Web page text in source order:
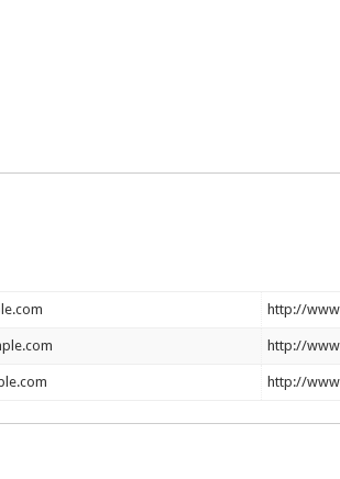
http://
http://
http://